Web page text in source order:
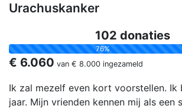
Urachuskanker
102 donaties
76%
€ 6.060 van € 8.000 ingezameld
Ik zal mezelf even kort voorstellen. Ik
jaar. Mijn vrienden kennen mij als een